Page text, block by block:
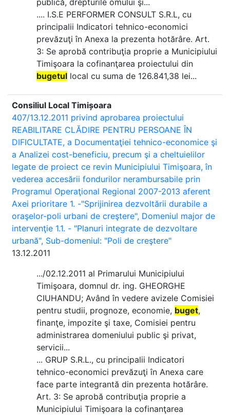
publică, drepturile omului şi...
.... I.S.E PERFORMER CONSULT S.R.L, cu
principalii Indicatori tehnico-economici
prevăzuţi în Anexa la prezenta hotărâre. Art.
3: Se aprobă contribuţia proprie a Municipiului
Timişoara la cofinanţarea proiectului din
bugetul local cu suma de 126.841,38 lei...
Consiliul Local Timișoara
407/13.12.2011 privind aprobarea proiectului
REABILITARE CLĂDIRE PENTRU PERSOANE ÎN
DIFICULTATE, a Documentaţiei tehnico-economice şi
a Analizei cost-beneficiu, precum şi a cheltuielilor
legate de proiect ce revin Municipiului Timişoara, în
vederea accesării fondurilor nerambursabile prin
Programul Operaţional Regional 2007-2013 aferent
Axei prioritare 1. -"Sprijinirea dezvoltării durabile a
oraşelor-poli urbani de creştere", Domeniul major de
intervenţie 1.1. - "Planuri integrate de dezvoltare
urbană", Sub-domeniul: "Poli de creştere"
13.12.2011
.../02.12.2011 al Primarului Municipiului
Timişoara, domnul dr. ing. GHEORGHE
CIUHANDU; Având în vedere avizele Comisiei
pentru studii, prognoze, economie, buget,
finanţe, impozite şi taxe, Comisiei pentru
administrarea domeniului public şi privat,
servicii...
... GRUP S.R.L., cu principalii Indicatori
tehnico-economici prevăzuţi în Anexa care
face parte integrantă din prezenta hotărâre.
Art. 3: Se aprobă contribuţia proprie a
Municipiului Timişoara la cofinanţarea